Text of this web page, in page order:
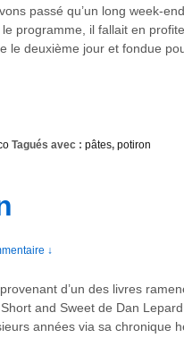
passé qu’un long week-
programme, il fallait en
le deuxième jour et fondue
Tagués avec : pâtes, potiron
↓
d’un des livres
and Sweet de Dan
années via sa chronique